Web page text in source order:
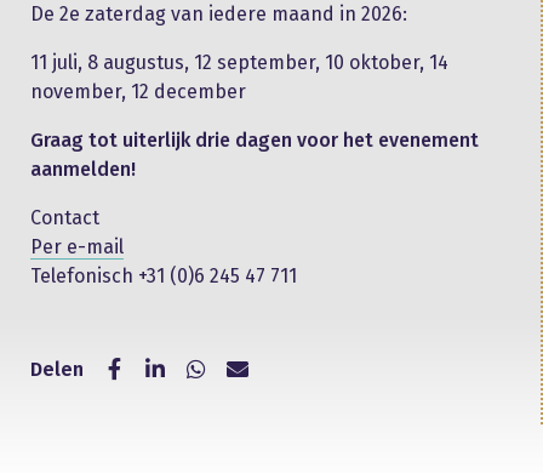
De 2e zaterdag van iedere maand in 2026:
11 juli, 8 augustus, 12 september, 10 oktober, 14
november, 12 december
Graag tot uiterlijk drie dagen voor het evenement
aanmelden!
Contact
Per e-mail
Telefonisch +31​ (0)6 245 ​47 ​711
Delen